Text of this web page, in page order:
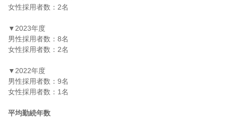
女性採用者数：2名
▼2023年度
男性採用者数：8名
女性採用者数：2名
▼2022年度
男性採用者数：9名
女性採用者数：1名
平均勤続年数